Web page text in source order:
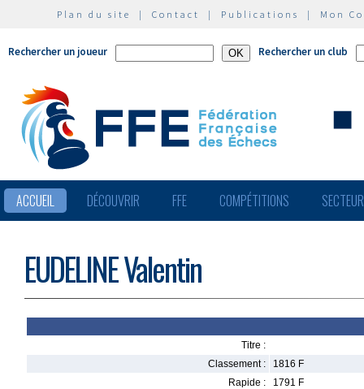
Plan du site | Contact | Publications | Mon
Rechercher un joueur Rechercher un club
ACCUEIL DÉCOUVRIR FFE COMPÉTITIONS
EUDELINE Valentin
Titre :
Classement :
1816 F
Rapide :
1791 F